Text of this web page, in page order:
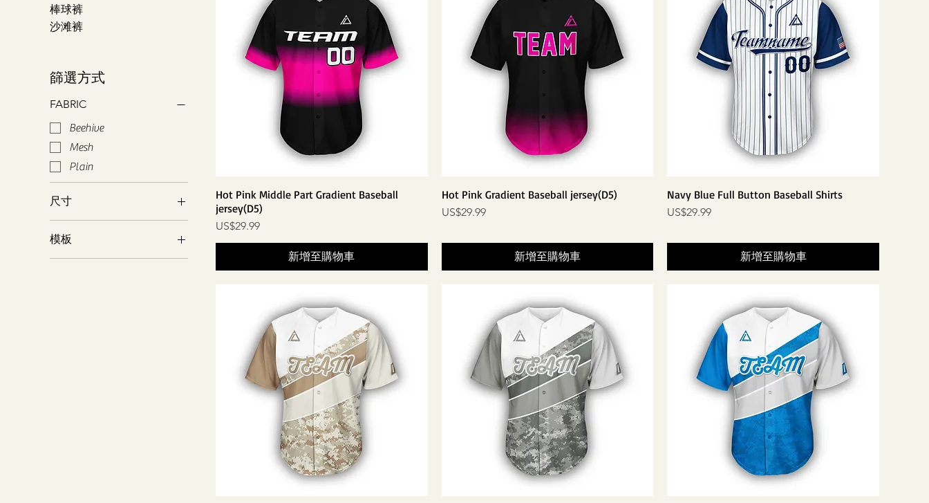
棒球裤
沙滩裤
篩選方式
FABRIC
Beehive
Mesh
Plain
尺寸
2XL
3XL
模板
2 button
Hot Pink Middle Part Gradient Baseball
jersey(D5)
價格
US$29.99
新增至購物車
Hot Pink Gradient Baseball jersey(D5)
價格
US$29.99
新增至購物車
Navy Blue Full Button Baseball Shirts
價格
US$29.99
新增至購物車